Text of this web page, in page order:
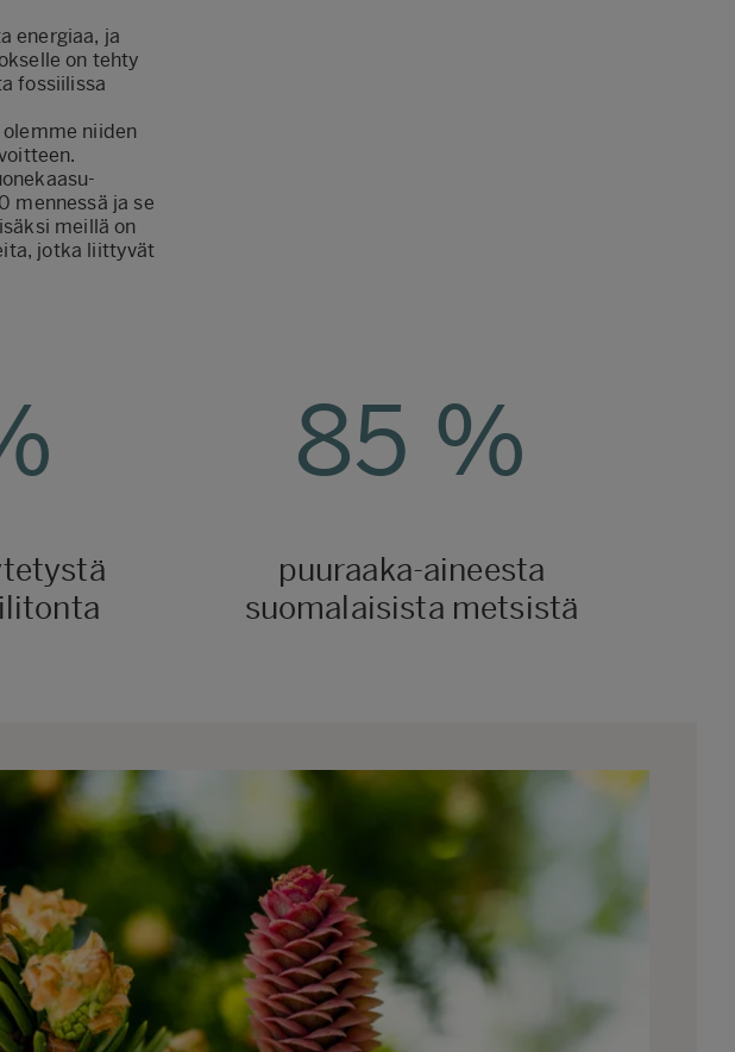
energiaa, ja
on tehty
fossiilissa
niiden
mennessä ja se
meillä on
jotka liittyvät
85 %
puuraaka-aineesta
suomalaisista metsistä